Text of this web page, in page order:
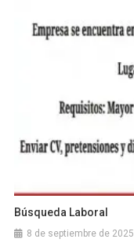
Búsqueda Laboral
8 de septiembre de 2025